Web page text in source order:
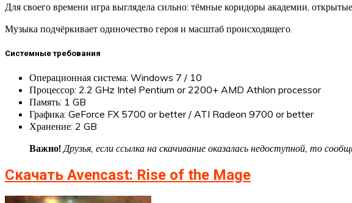
Для своего времени игра выглядела сильно: тёмные коридоры академии,
Музыка подчёркивает одиночество героя и масштаб происходящего.
Системные требования
Операционная система: Windows 7 / 10
Процессор: 2.2 GHz Intel Pentium or 2200+ AMD Athlon processor
Память: 1 GB
Графика: GeForce FX 5700 or better / ATI Radeon 9700 or better
Хранение: 2 GB
Важно! Друзья, если ссылка на скачивание оказалась недоступной, то
Скачать Avencast: Rise of the Mage